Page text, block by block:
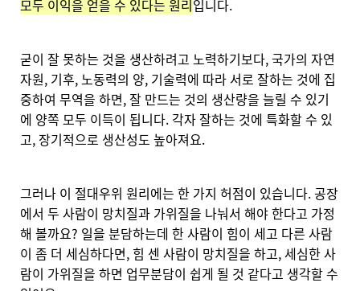
모두 이익을 얻을 수 있다는 원리입니다.
굳이 잘 못하는 것을 생산하려고 노력하기보다, 국가의 자연
자원, 기후, 노동력의 양, 기술력에 따라 서로 잘하는 것에 집
중하여 무역을 하면, 잘 만드는 것의 생산량을 늘릴 수 있기
에 양쪽 모두 이득이 됩니다. 각자 잘하는 것에 특화할 수 있
고, 장기적으로 생산성도 높아져요.
그러나 이 절대우위 원리에는 한 가지 허점이 있습니다. 공장
에서 두 사람이 망치질과 가위질을 나눠서 해야 한다고 가정
해 볼까요? 일을 분담하는데 한 사람이 힘이 세고 다른 사람
이 좀 더 세심하다면, 힘 센 사람이 망치질을 하고, 세심한 사
람이 가위질을 하면 업무분담이 쉽게 될 것 같다고 생각할 수